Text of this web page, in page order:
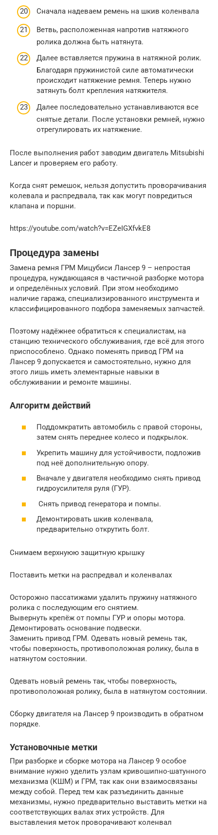
Сначала надеваем ремень на шкив коленвала
Ветвь, расположенная напротив натяжного
ролика должна быть натянута.
Далее вставляется пружина в натяжной ролик.
Благодаря пружинистой силе автоматически
происходит натяжение ремня. Теперь нужно
затянуть болт крепления натяжителя.
Далее последовательно устанавливаются все
снятые детали. После установки ремней, нужно
отрегулировать их натяжение.
После выполнения работ заводим двигатель Mitsubishi
Lancer и проверяем его работу.
Когда снят ремешок, нельзя допустить проворачивания
колевала и распредвала, так как могут повредиться
клапана и поршни.
https://youtube.com/watch?v=EZeIGXfvkE8
Процедура замены
Замена ремня ГРМ Мицубиси Лансер 9 – непростая
процедура, нуждающаяся в частичной разборке мотора
и определённых условий. При этом необходимо
наличие гаража, специализированного инструмента и
классифицированного подбора заменяемых запчастей.
Поэтому надёжнее обратиться к специалистам, на
станцию технического обслуживания, где всё для этого
приспособлено. Однако поменять привод ГРМ на
Лансер 9 допускается и самостоятельно, нужно для
этого лишь иметь элементарные навыки в
обслуживании и ремонте машины.
Алгоритм действий
Поддомкратить автомобиль с правой стороны,
затем снять переднее колесо и подкрылок.
Укрепить машину для устойчивости, подложив
под неё дополнительную опору.
Вначале у двигателя необходимо снять привод
гидроусилителя руля (ГУР).
Снять привод генератора и помпы.
Демонтировать шкив коленвала,
предварительно открутить болт.
Снимаем верхнуюю защитную крышку
Поставить метки на распредвал и коленвалах
Осторожно пассатижами удалить пружину натяжного
ролика с последующим его снятием.
Вывернуть крепёж от помпы ГУР и опоры мотора.
Демонтировать основание подвески.
Заменить привод ГРМ. Одевать новый ремень так,
чтобы поверхность, противоположная ролику, была в
натянутом состоянии.
Одевать новый ремень так, чтобы поверхность,
противоположная ролику, была в натянутом состоянии.
Сборку двигателя на Лансер 9 производить в обратном
порядке.
Установочные метки
При разборке и сборке мотора на Лансер 9 особое
внимание нужно уделить узлам кривошипно-шатунного
механизма (КШМ) и ГРМ, так как они взаимосвязаны
между собой. Перед тем как разъединить данные
механизмы, нужно предварительно выставить метки на
соответствующих валах этих устройств. Для
выставления меток проворачивают коленвал